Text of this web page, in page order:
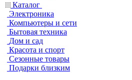
Каталог
Электроника
Компьютеры и сети
Бытовая техника
Дом и сад
Красота и спорт
Сезонные товары
Подарки близким